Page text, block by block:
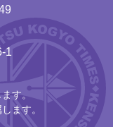
1
す。
ます。